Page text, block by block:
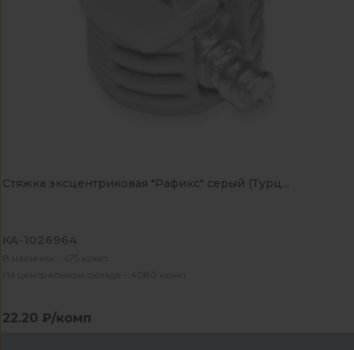
Стяжка эксцентриковая "Рафикс" серый (Турц...
КА-1026964
В наличии - 475 комп
На центральном складе - 4080 комп
22.20 ₽/комп